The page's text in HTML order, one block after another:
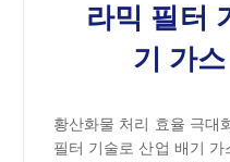
라믹 필터
기 가
황산화물 처리 효율 극대
필터 기술로 산업 배기